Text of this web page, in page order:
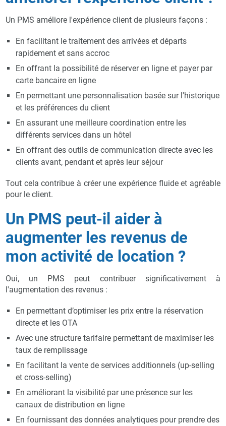
Un PMS améliore l'expérience client de plusieurs façons :
En facilitant le traitement des arrivées et départs
rapidement et sans accroc
En offrant la possibilité de réserver en ligne et payer par
carte bancaire en ligne
En permettant une personnalisation basée sur l'historique
et les préférences du client
En assurant une meilleure coordination entre les
différents services dans un hôtel
En offrant des outils de communication directe avec les
clients avant, pendant et après leur séjour
Tout cela contribue à créer une expérience fluide et agréable
pour le client.
Un PMS peut-il aider à
augmenter les revenus de
mon activité de location ?
Oui, un PMS peut contribuer significativement à
l'augmentation des revenus :
En permettant d’optimiser les prix entre la réservation
directe et les OTA
Avec une structure tarifaire permettant de maximiser les
taux de remplissage
En facilitant la vente de services additionnels (up-selling
et cross-selling)
En améliorant la visibilité par une présence sur les
canaux de distribution en ligne
En fournissant des données analytiques pour prendre des